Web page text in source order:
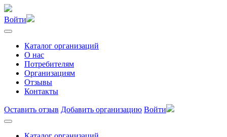
Войти
Каталог организаций
О нас
Потребителям
Организациям
Отзывы
Контакты
Оставить отзыв Добавить организацию Войти